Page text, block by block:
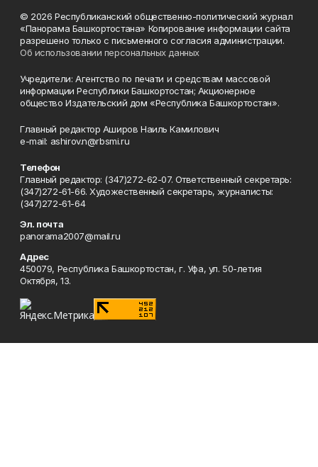
© 2026 Республиканский общественно-политический журнал
«Панорама Башкортостана» Копирование информации сайта
разрешено только с письменного согласия администрации.
Об использовании персональных данных
Учредители: Агентство по печати и средствам массовой
информации Республики Башкортостан; Акционерное
общество Издательский дом «Республика Башкортостан».
Главный редактор Аширов Наиль Камилович
e-mail: ashirov.n@rbsmi.ru
Телефон
Главный редактор: (347)272-62-07. Ответственный секретарь:
(347)272-61-66. Художественный секретарь, журналисты:
(347)272-61-64
Эл. почта
panorama2007@mail.ru
Адрес
450079, Республика Башкортостан, г. Уфа, ул. 50-летия
Октября, 13.